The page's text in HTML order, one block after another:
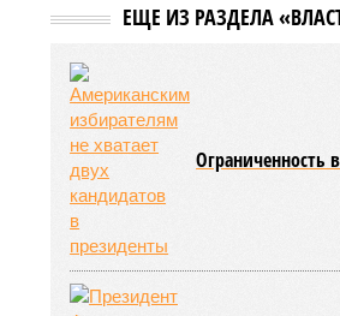
06/08
МИД: проблемы
ЕЩЕ ИЗ РАЗДЕЛА
Ограниченность